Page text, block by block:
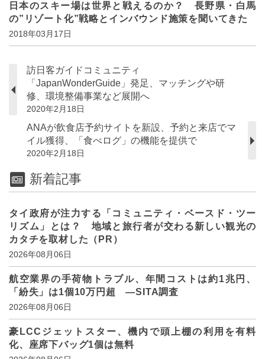
日本のスキー場は世界と戦えるのか？ 長野県・白馬
の”リゾート化”戦略とインバウンド施策を聞いてきた
2018年03月17日
訪日客ガイドコミュニティ
「JapanWonderGuide」発足、マッチングや研
修、環境整備事業など展開へ
2020年2月18日
ANAが飲食店予約サイトを新設、予約と来店でマ
イル獲得、「食べログ」の機能を提供で
2020年2月18日
新着記事
タイ政府が注力する「コミュニティ・ベースド・ツー
リズム」とは？ 地域と旅行者が交わる新しい観光の
カタチを取材した（PR）
2026年08月06日
航空業界の手荷物トラブル、年間コストは約1兆円、
「紛失」は1個10万円超 ―SITA調査
2026年08月06日
豪LCCジェットスター、機内で頭上棚の利用を有料
化、座席下バッグ1個は無料